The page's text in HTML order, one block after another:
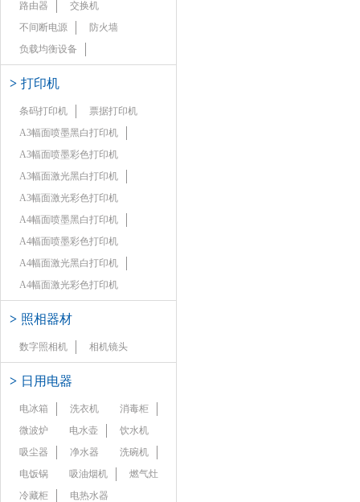
路由器
交换机
不间断电源
防火墙
负载均衡设备
> 打印机
条码打印机
票据打印机
A3幅面喷墨黑白打印机
A3幅面喷墨彩色打印机
A3幅面激光黑白打印机
A3幅面激光彩色打印机
A4幅面喷墨黑白打印机
A4幅面喷墨彩色打印机
A4幅面激光黑白打印机
A4幅面激光彩色打印机
> 照相器材
数字照相机 相机镜头
> 日用电器
电冰箱 洗衣机
消毒柜
微波炉
电水壶
饮水机
吸尘器
净水器
洗碗机
电饭锅
吸油烟机
燃气灶
冷藏柜
电热水器